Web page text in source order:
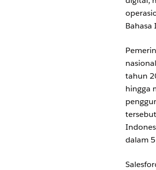
Bahasa
tahun
hingga
dalam